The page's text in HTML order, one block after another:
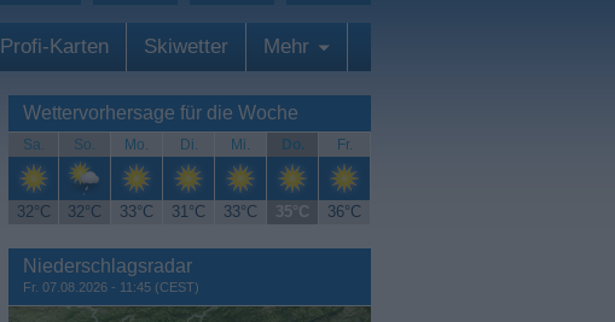
Profi-Karten Skiwetter Mehr
Wettervorhersage für die Woche
Sa. So. Mo. Di. Mi. Do. Fr.
32°C 32°C 33°C 31°C 33°C 35°C 36°C
Niederschlagsradar
Fr. 07.08.2026 - 11:45 (CEST)